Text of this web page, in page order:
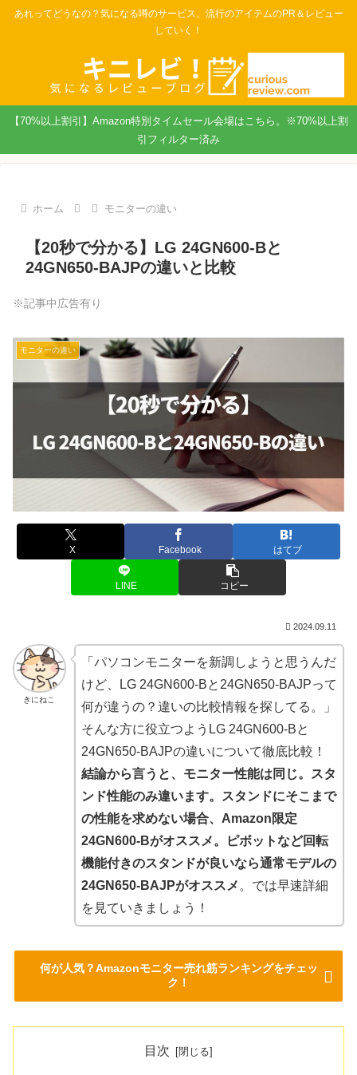
あれってどうなの？気になる噂のサービス、流行のアイテムのPR＆レビュー
していく！
【70%以上割引】Amazon特別タイムセール会場はこちら。※70%以上割
引フィルター済み
ホーム モニターの違い
【20秒で分かる】LG 24GN600-Bと
24GN650-BAJPの違いと比較
※記事中広告有り
モニターの違い
X Facebook はてブ
LINE コピー
2024.09.11
きにねこ
「パソコンモニターを新調しようと思うんだ
けど、LG 24GN600-Bと24GN650-BAJPって
何が違うの？違いの比較情報を探してる。」
そんな方に役立つようLG 24GN600-Bと
24GN650-BAJPの違いについて徹底比較！
結論から言うと、モニター性能は同じ。スタ
ンド性能のみ違います。スタンドにそこまで
の性能を求めない場合、Amazon限定
24GN600-Bがオススメ。ピボットなど回転
機能付きのスタンドが良いなら通常モデルの
24GN650-BAJPがオススメ 。では早速詳細
を見ていきましょう！
何が人気？Amazonモニター売れ筋ランキングをチェッ
ク！
目次